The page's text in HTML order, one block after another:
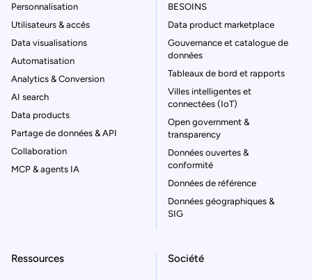
Personnalisation
Utilisateurs & accès
Data visualisations
Automatisation
Analytics & Conversion
AI search
Data products
Partage de données & API
Collaboration
MCP & agents IA
BESOINS
Data product marketplace
Gouvernance et catalogue de
données
Tableaux de bord et rapports
Villes intelligentes et
connectées (IoT)
Open government &
transparency
Données ouvertes &
conformité
Données de référence
Données géographiques &
SIG
Ressources Société